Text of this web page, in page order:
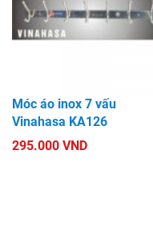
Móc áo inox 7 vấu
Vinahasa KA126
295.000 VND